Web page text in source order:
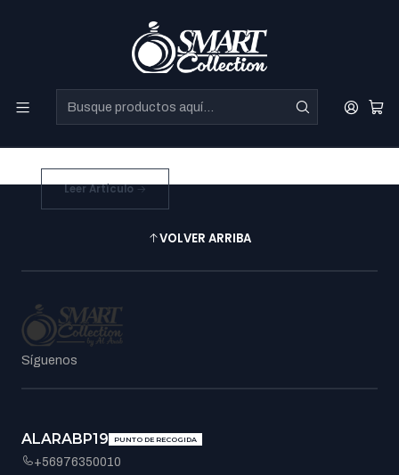
17/6/2025
Entrada del
Blog
#Blog
Leer Artículo
VOLVER ARRIBA
Síguenos
ALARABP19 PUNTO DE RECOGIDA
+56976350010